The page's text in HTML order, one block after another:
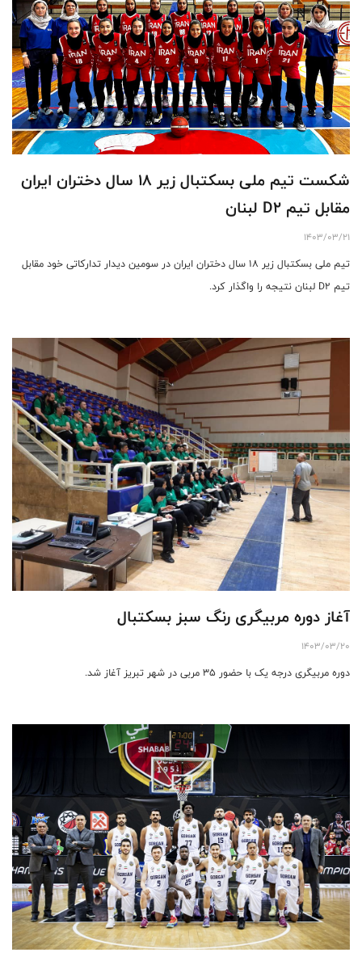
شکست تیم ملی بسکتبال زیر 18 سال دختران ایران
مقابل تیم D2 لبنان
1403/03/21
تیم ملی بسکتبال زیر 18 سال دختران ایران در سومین دیدار تدارکاتی خود مقابل
تیم D2 لبنان نتیجه را واگذار کرد.
آغاز دوره مربیگری رنگ سبز بسکتبال
1403/03/20
دوره مربیگری درجه یک با حضور ۳۵ مربی در شهر تبریز آغاز شد.